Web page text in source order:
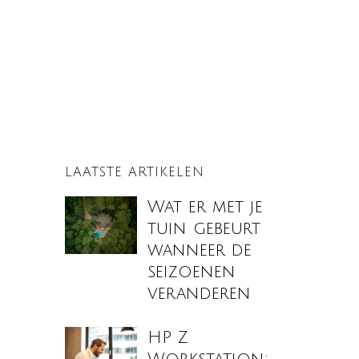
LAATSTE ARTIKELEN
Wat er met je
tuin gebeurt
wanneer de
seizoenen
veranderen
HP Z